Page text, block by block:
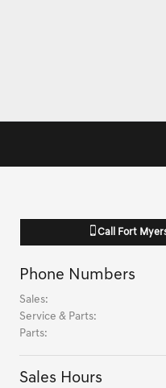
Call Fort
Phone Numbers
Sales:
Service & Parts:
Parts:
Sales Hours